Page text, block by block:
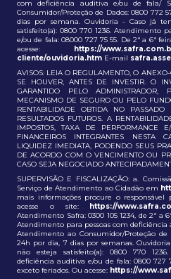
com deficiência auditiva e/ou de fala/
Consumidor/Proteção de Dados: 0800 772
dias por semana. Ouvidoria - Caso já
satisfeito(a): 0800 770 1236. Atendimento
e/ou de fala: 08000 727 75 55. De 2ª a 6ª
acesse: https://
cliente/ouvidoria.htm E-mail
AVISOS: LEIA O REGULAMENTO, O
SE HOUVER, ANTES DE INVESTIR. O
GARANTIDO PELO ADMINISTRADOR,
MECANISMO DE SEGURO OU PELO
RENTABILIDADE OBTIDA NO
RESULTADOS FUTUROS. A
IMPOSTOS, TAXA DE PERFORMANCE
FINANCEIROS INTEGRANTES NESTA
LIQUIDEZ IMEDIATA, PODENDO SEUS
DE ACORDO COM O VENCIMENTO OU
CASO SEJA NEGOCIADO
SUPERVISÃO E FISCALIZAÇÃO: a.
Serviço de Atendimento ao Cidadão em
mais informações procure o
acesse o site: https://
Atendimento Safra: 0300 105 1234, de 2ª a
Atendimento para pessoas com deficiência
Atendimento ao Consumidor/Proteção de
24h por dia, 7 dias por semanas.
não esteja satisfeito(a): 0800 770
deficiência auditiva e/ou de fala: 0800 727
exceto feriados. Ou acesse: https://